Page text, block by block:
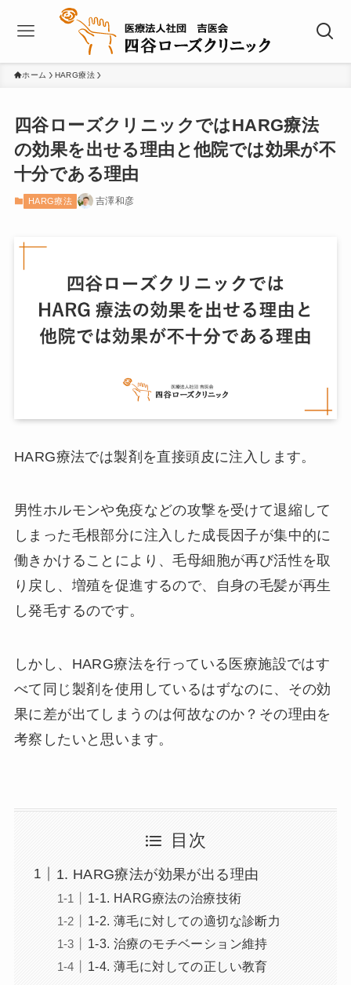
ホーム HARG療法
四谷ローズクリニックではHARG療法
の効果を出せる理由と他院では効果が不
十分である理由
HARG療法 吉澤和彦
HARG療法では製剤を直接頭皮に注入します。
男性ホルモンや免疫などの攻撃を受けて退縮して
しまった毛根部分に注入した成長因子が集中的に
働きかけることにより、毛母細胞が再び活性を取
り戻し、増殖を促進するので、自身の毛髪が再生
し発毛するのです。
しかし、HARG療法を行っている医療施設ではす
べて同じ製剤を使用しているはずなのに、その効
果に差が出てしまうのは何故なのか？その理由を
考察したいと思います。
目次
1. HARG療法が効果が出る理由
1-1. HARG療法の治療技術
1-2. 薄毛に対しての適切な診断力
1-3. 治療のモチベーション維持
1-4. 薄毛に対しての正しい教育